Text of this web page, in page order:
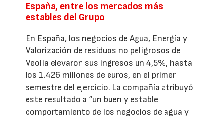
España, entre los mercados más
estables del Grupo
En España, los negocios de Agua, Energía y
Valorización de residuos no peligrosos de
Veolia elevaron sus ingresos un 4,5%, hasta
los 1.426 millones de euros, en el primer
semestre del ejercicio. La compañía atribuyó
este resultado a “un buen y estable
comportamiento de los negocios de agua y